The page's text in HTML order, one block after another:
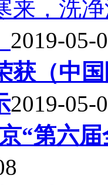
来，洗
2019-05-
获（中
2019-05-
“第六